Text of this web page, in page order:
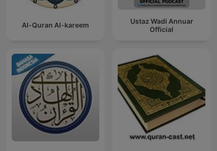
Al-Quran Al-kareem
Ustaz Wadi Annuar
Official